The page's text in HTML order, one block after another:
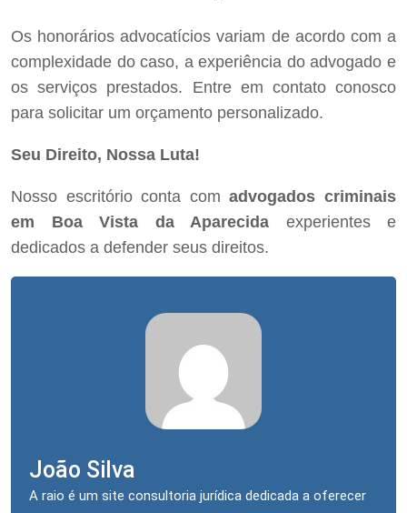
Os honorários advocatícios variam de acordo com a
complexidade do caso, a experiência do advogado e
os serviços prestados. Entre em contato conosco
para solicitar um orçamento personalizado.
Seu Direito, Nossa Luta!
Nosso escritório conta comadvogados criminais
em Boa Vista da Aparecida experientes e
dedicados a defender seus direitos.
João Silva
A raio é um site consultoria jurídica dedicada a oferecer